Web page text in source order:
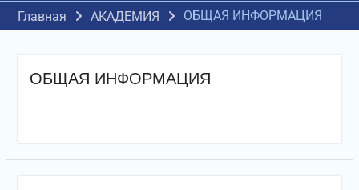
Главная АКАДЕМИЯ ОБЩАЯ ИНФОРМАЦИЯ
ОБЩАЯ ИНФОРМАЦИЯ